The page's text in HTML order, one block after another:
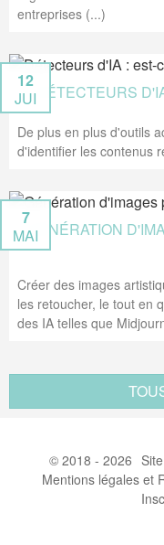
entreprises (...)
DÉTECTEURS
12
JUI
De plus en plus d'outils
d'identifier les contenus
GÉNÉRATION
7
MAI
Créer des images
les retoucher, le tout en
des IA telles que
© 2018 - 2026
Mentions légales et